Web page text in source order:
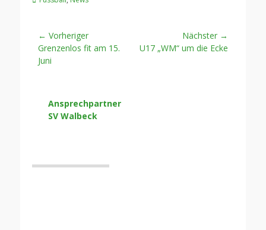
Beitragsnavigation
← Vorheriger
Vorheriger
Beitrag:
Grenzenlos fit am 15.
Juni
Nächster →
Nächster
U17 „WM“ um die Ecke
Ansprechpartner
SV Walbeck